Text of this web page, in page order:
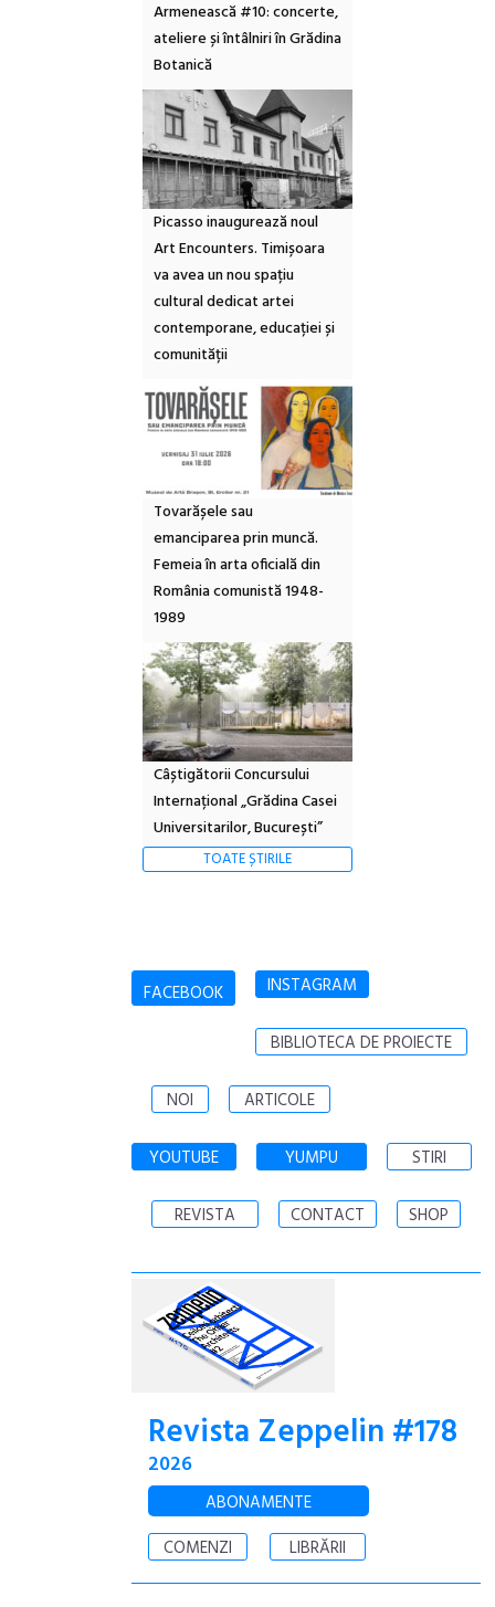
Armenească #10: concerte,
ateliere și întâlniri în Grădina
Botanică
Picasso inaugurează noul
Art Encounters. Timișoara
va avea un nou spațiu
cultural dedicat artei
contemporane, educației și
comunității
Tovarășele sau
emanciparea prin muncă.
Femeia în arta oficială din
România comunistă 1948-
1989
Câștigătorii Concursului
Internațional „Grădina Casei
Universitarilor, București”
TOATE ȘTIRILE
FACEBOOK INSTAGRAM
BIBLIOTECA DE PROIECTE
NOI ARTICOLE
YOUTUBE YUMPU STIRI
REVISTA CONTACT SHOP
Revista Zeppelin #178
2026
ABONAMENTE
COMENZI
LIBRĂRII